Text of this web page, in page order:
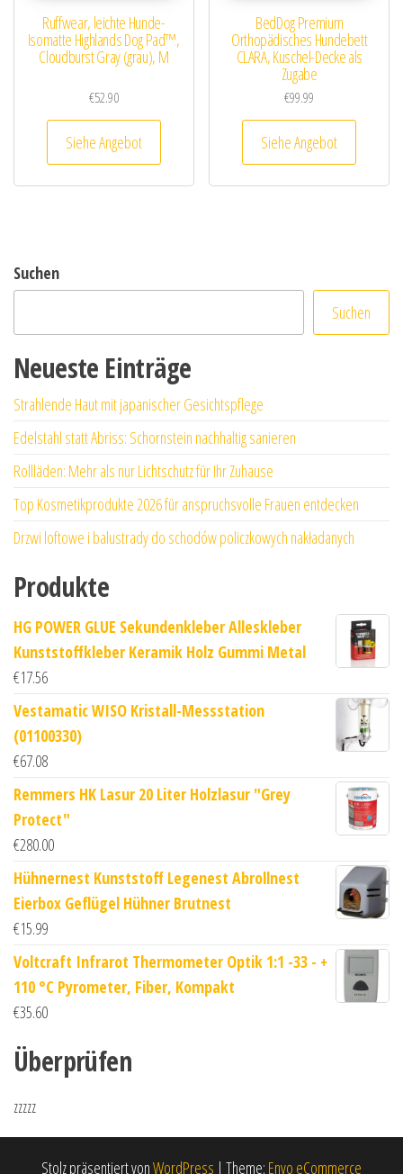
Ruffwear, leichte Hunde-
Isomatte Highlands Dog Pad™,
Cloudburst Gray (grau), M
€52.90
Siehe Angebot
BedDog Premium
Orthopädisches Hundebett
CLARA, Kuschel-Decke als
Zugabe
€99.99
Siehe Angebot
Suchen
Suchen
Neueste Einträge
Strahlende Haut mit japanischer Gesichtspflege
Edelstahl statt Abriss: Schornstein nachhaltig sanieren
Rollläden: Mehr als nur Lichtschutz für Ihr Zuhause
Top Kosmetikprodukte 2026 für anspruchsvolle Frauen entdecken
Drzwi loftowe i balustrady do schodów policzkowych nakładanych
Produkte
HG POWER GLUE Sekundenkleber Alleskleber
Kunststoffkleber Keramik Holz Gummi Metal
€17.56
Vestamatic WISO Kristall-Messstation
(01100330)
€67.08
Remmers HK Lasur 20 Liter Holzlasur "Grey
Protect"
€280.00
Hühnernest Kunststoff Legenest Abrollnest
Eierbox Geflügel Hühner Brutnest
€15.99
Voltcraft Infrarot Thermometer Optik 1:1 -33 - +
110 °C Pyrometer, Fiber, Kompakt
€35.60
Überprüfen
zzzzz
Stolz präsentiert vonWordPress | Theme: Envo eCommerce